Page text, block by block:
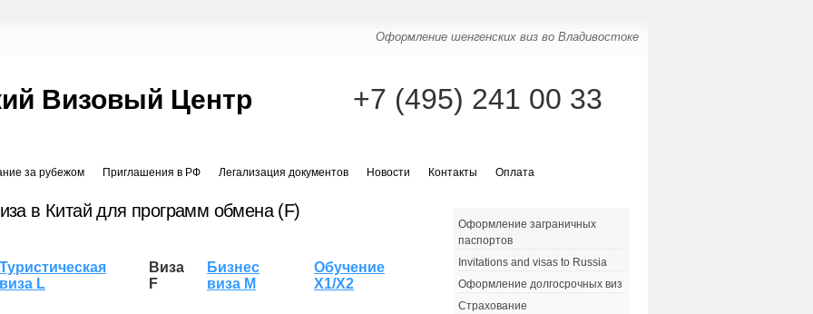
Оформление шенгенских виз во Владивостоке
Визовый Центр +7 (495) 241 00 33
за рубежом Приглашения в РФ Легализация документов Новости Контакты Оплата
в Китай для программ обмена (F)
Туристическая
виза L
Виза
F
Бизнес
виза M
Обучение
X1/X2
Оформление заграничных
паспортов
Invitations and visas to Russia
Оформление долгосрочных виз
Страхование